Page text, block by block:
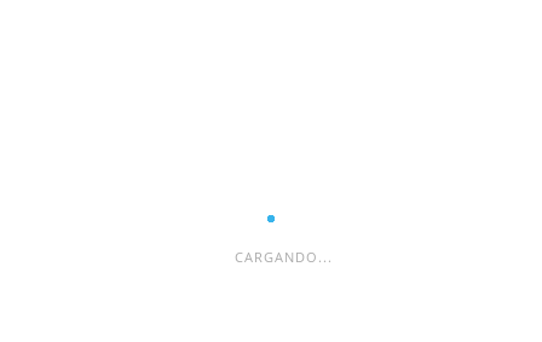
CARGANDO...